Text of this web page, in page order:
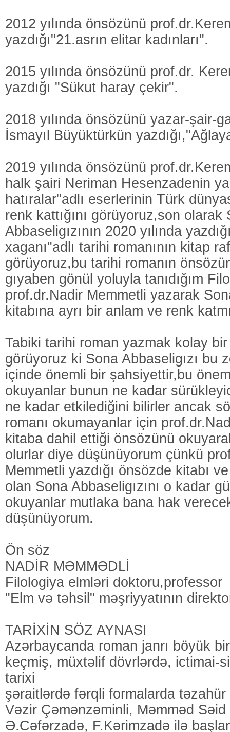
2012 yılında önsözünü
yazdığı"21.asrın elitar kadınları".
2015 yılında önsözünü prof.dr.
yazdığı "Sükut haray çekir".
2018 yılında önsözünü yazar-şair-
İsmayıl Büyüktürkün
2019 yılında önsözünü
halk şairi Neriman Hesenzadenin
hatıralar"adlı eserlerinin Türk
renk kattığını görüyoruz,son olarak
Abbaseligızının 2020 yılında
xaganı"adlı tarihi romanının kitap
görüyoruz,bu tarihi romanın
gıyaben gönül yoluyla tanıdığım
prof.dr.Nadir Memmetli yazarak
kitabına ayrı bir anlam ve renk
Tabiki tarihi roman yazmak kolay
görüyoruz ki Sona Abbaseligızı bu
içinde önemli bir şahsiyettir,bu
okuyanlar bunun ne kadar
ne kadar etkilediğini bilirler ancak
romanı okumayanlar için
kitaba dahil ettiği önsözünü
olurlar diye düşünüyorum çünkü
Memmetli yazdığı önsözde kitabı
olan Sona Abbaseligızını o kadar
okuyanlar mutlaka bana hak
düşünüyorum.
Ön söz
NADİR MƏMMƏDLİ
Filologiya elmləri doktoru,professor
"Elm və təhsil" məşriyyatının
TARİXİN SÖZ AYNASI
Azərbaycanda roman janrı böyük
keçmiş, müxtəlif dövrlərdə, ictimai-
tarixi
şəraitlərdə fərqli formalarda
Vəzir Çəmənzəminli, Məmməd
Ə.Cəfərzadə, F.Kərimzadə ilə